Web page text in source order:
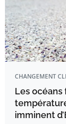
CHANGEMENT
Les
imminent